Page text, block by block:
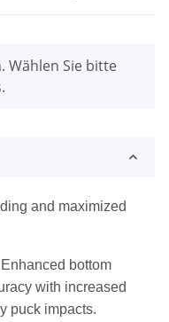
Wählen Sie bitte
and maximized
bottom
with increased
puck impacts.